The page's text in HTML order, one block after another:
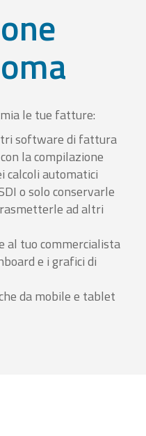
le tue fatture:
software di fattura
la compilazione
calcoli automatici
o solo conservarle
ad altri
tuo commercialista
e i grafici di
da mobile e tablet